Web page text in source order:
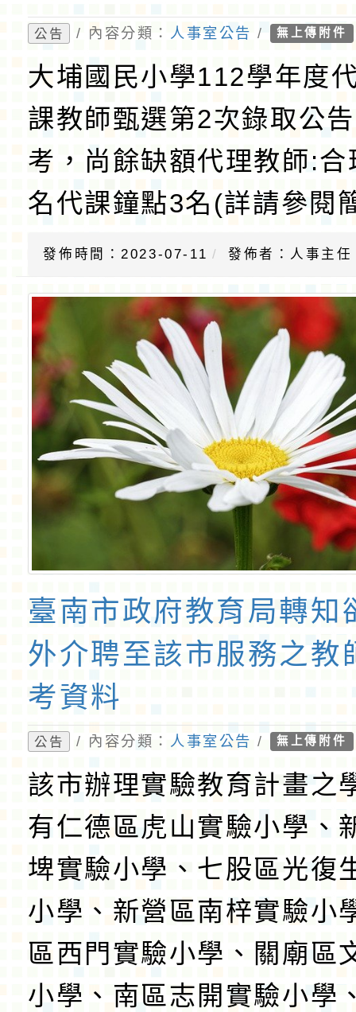
公告 / 內容分類： 人事室公告 / 無上傳附件
大埔國民小學112學年度
課教師甄選第2次錄取公
考，尚餘缺額代理教師:合
名代課鐘點3名(詳請參閱
發佈時間：2023-07-11 發佈者：人事主任
臺南市政府教育局轉知
外介聘至該市服務之教
考資料
公告 / 內容分類： 人事室公告 / 無上傳附件
該市辦理實驗教育計畫之
有仁德區虎山實驗小學、
埤實驗小學、七股區光復
小學、新營區南梓實驗小
區西門實驗小學、關廟區
小學、南區志開實驗小學